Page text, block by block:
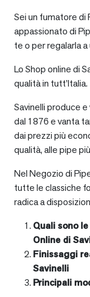
Sei un fumatore di
appassionato di
te o per regalarla a
Lo Shop online di
qualità in tutt’Italia.
Savinelli produce
dal 1876 e vanta
dai prezzi più
qualità, alle pipe
Nel Negozio di
tutte le classiche
radica a
Quali sono
Online di
Finissaggi
Savinelli
Principali